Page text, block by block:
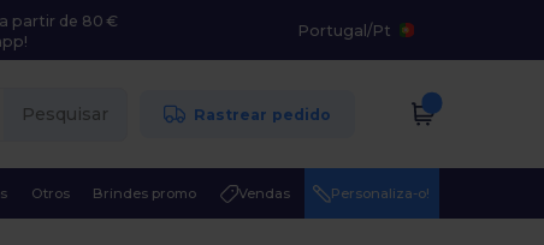
partir de 80 €
Portugal/Pt
Pesquisar Rastrear pedido
Otros Brindes promo Vendas Personaliza-o!